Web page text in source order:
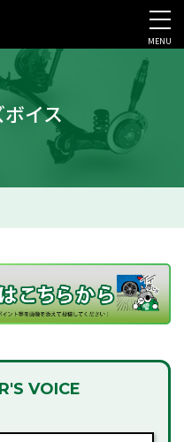
会社案内・採用・IR
MENU
イス
VOICE